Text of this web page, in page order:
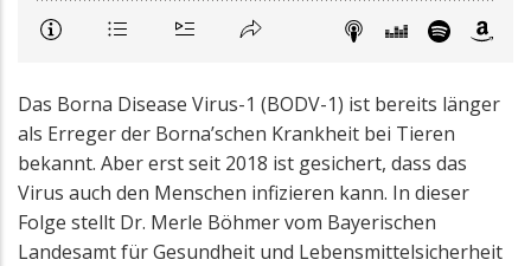
Das Borna Disease Virus-1 (BODV-1) ist bereits länger
als Erreger der Borna’schen Krankheit bei Tieren
bekannt. Aber erst seit 2018 ist gesichert, dass das
Virus auch den Menschen infizieren kann. In dieser
Folge stellt Dr. Merle Böhmer vom Bayerischen
Landesamt für Gesundheit und Lebensmittelsicherheit